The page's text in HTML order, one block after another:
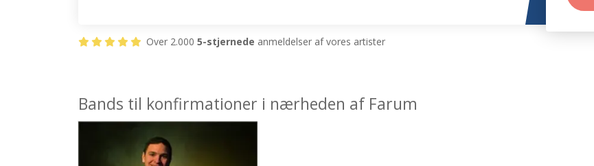
Over 2.000 5-stjernede anmeldelser af vores artister
Bands til konfirmationer i nærheden af Farum